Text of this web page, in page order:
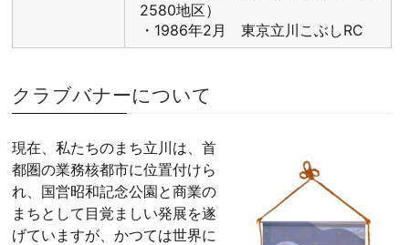
2580地区）
・1986年2月 東京立川こぶしRC
クラブバナーについて
現在、私たちのまち立川は、首
都圏の業務核都市に位置付けら
れ、国営昭和記念公園と商業の
まちとして目覚ましい発展を遂
げていますが、かつては世界に